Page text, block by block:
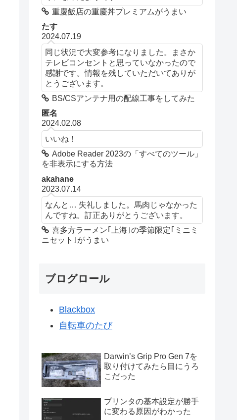
重慶飯店の重慶丼プレミアムがうまい
たす
2024.07.19
同じ状況で大変参考になりました。まさか
テレビコンセントと思っていなかったので
感謝です。情報を残していただいてありが
とうございます。
BS/CSアンテナ用の配線工事をしてみた
匿名
2024.02.08
いいね！
Adobe Reader 2023の「すべてのツール」
を非表示にする方法
akahane
2023.07.14
なんと… 失礼しました。馬肉じゃなかった
んですね。訂正ありがとうございます。
喜多方ラーメン｢上海｣の季節限定｢ミニミ
ニセット｣がうまい
ブログロール
Blackbox
自転車のたび
Darwin’s Grip Pro Gen 7を
取り付けてみたら目にうろ
こだった
プリンタの基本設定が勝手
に変わる原因がわかった